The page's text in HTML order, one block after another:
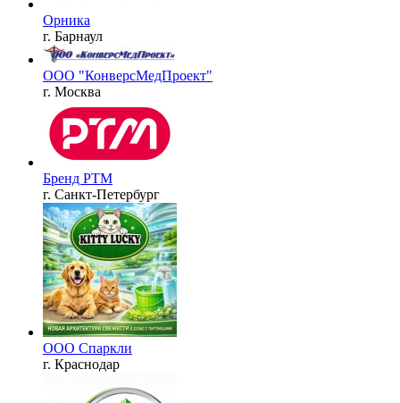
Орника
г. Барнаул
ООО "КонверсМедПроект"
г. Москва
Бренд РТМ
г. Санкт-Петербург
ООО Спаркли
г. Краснодар